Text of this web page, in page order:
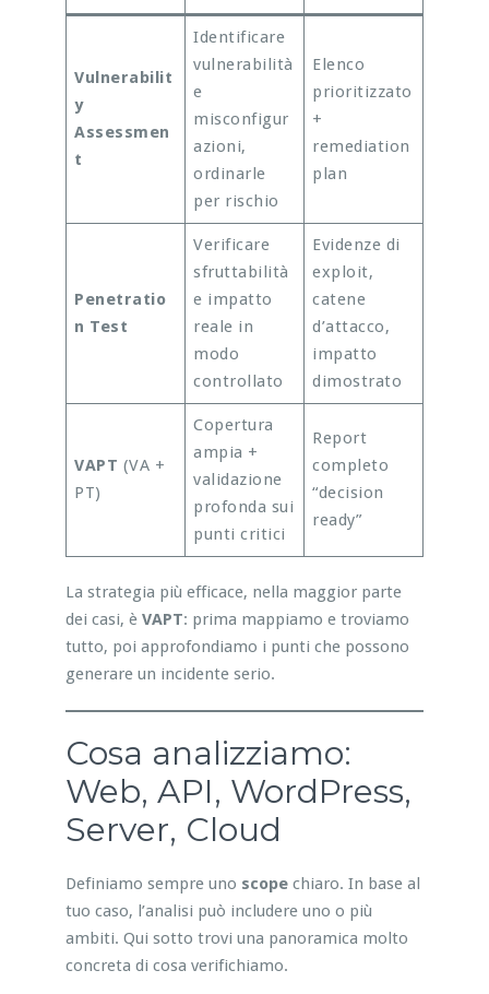
Vulnerabilit
y
Assessmen
t
Identificare
vulnerabilità
e
misconfigur
azioni,
ordinarle
per rischio
Elenco
prioritizzato
+
remediation
plan
Penetratio
n Test
Verificare
sfruttabilità
e impatto
reale in
modo
controllato
Evidenze di
exploit,
catene
d’attacco,
impatto
dimostrato
VAPT (VA +
PT)
Copertura
ampia +
validazione
profonda sui
punti critici
Report
completo
“decision
ready”
La strategia più efficace, nella maggior parte
dei casi, è VAPT: prima mappiamo e troviamo
tutto, poi approfondiamo i punti che possono
generare un incidente serio.
Cosa analizziamo:
Web, API, WordPress,
Server, Cloud
Definiamo sempre uno scopechiaro. In base al
tuo caso, l’analisi può includere uno o più
ambiti. Qui sotto trovi una panoramica molto
concreta di cosa verifichiamo.